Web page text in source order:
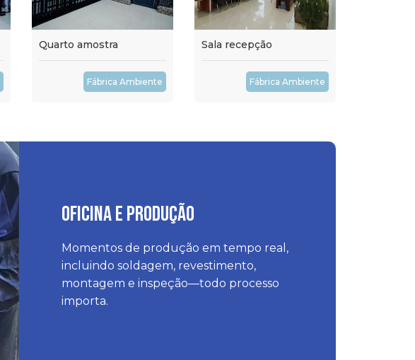
Quarto amostra
Fábrica Ambiente
Sala recepção
Fábrica Ambiente
Oficina e Produção
Momentos de produção em tempo real,
incluindo soldagem, revestimento,
montagem e inspeção—todo processo
importa.